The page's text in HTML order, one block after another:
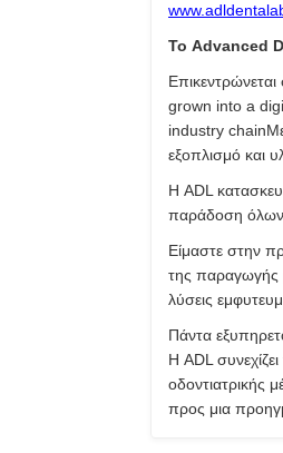
Το Advanced
grown into a
industry
εξοπλισμό και
Η ADL
παράδοση
Είμαστε στην
της παραγωγής
λύσεις
Πάντα
Η ADL
οδοντιατρικής
προς μια